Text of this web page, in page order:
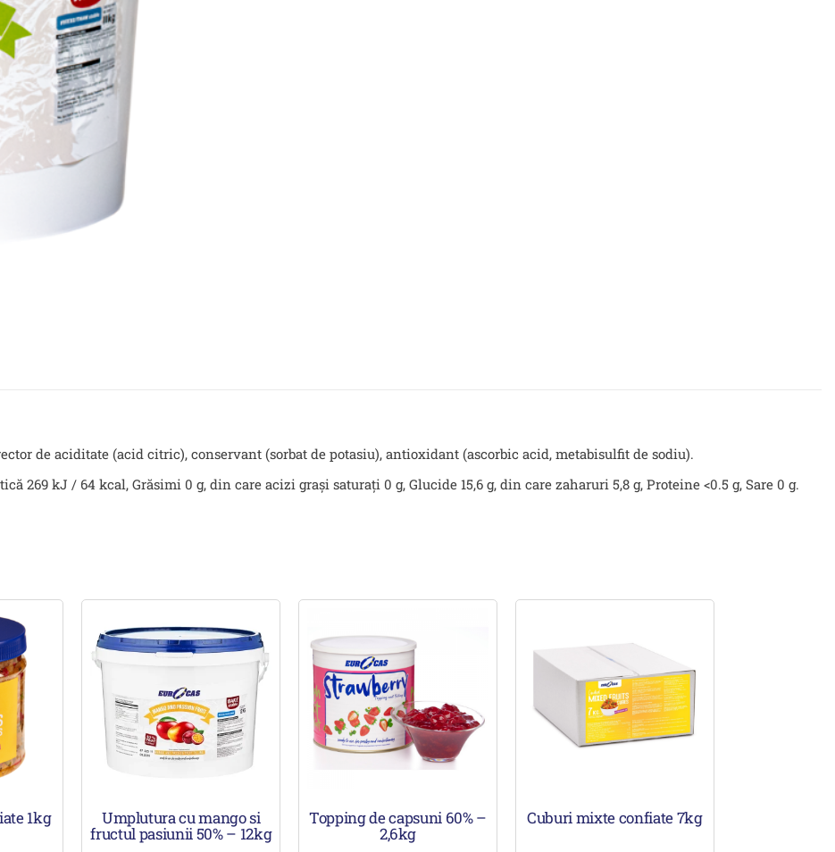
de aciditate (acid citric), conservant (sorbat de potasiu), antioxidant (ascorbic acid, metabisulfit de sodiu).
269 kJ / 64 kcal, Grăsimi 0 g, din care acizi grași saturați 0 g, Glucide 15,6 g, din care zaharuri 5,8 g, Proteine <0.5 g, Sare 0 g.
1kg Umplutura cu mango si
fructul pasiunii 50% – 12kg
Topping de capsuni 60% –
2,6kg
Cuburi mixte confiate 7kg